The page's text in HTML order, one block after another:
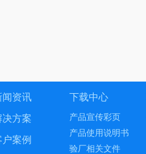
闻资讯
决方案
户案例
下载中心
产品宣传彩页
产品使用说明书
验厂相关文件